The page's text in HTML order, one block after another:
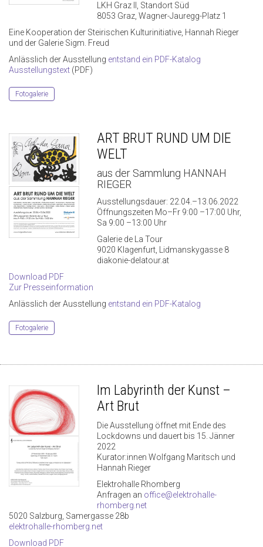
LKH Graz II, Standort Süd
8053 Graz, Wagner-Jauregg-Platz 1
Eine Kooperation der Steirischen Kulturinitiative, Hannah Rieger
und der Galerie Sigm. Freud
Anlässlich der Ausstellung entstand ein PDF-Katalog
Ausstellungstext (PDF)
Fotogalerie
ART BRUT RUND UM DIE
WELT
aus der Sammlung HANNAH
RIEGER
Ausstellungsdauer: 22.04.–13.06.2022
Öffnungszeiten Mo–Fr 9:00 –17:00 Uhr,
Sa 9:00 –13:00 Uhr
Galerie de La Tour
9020 Klagenfurt, Lidmanskygasse 8
diakonie-delatour.at
Download PDF
Zur Presseinformation
Anlässlich der Ausstellung entstand ein PDF-Katalog
Fotogalerie
Im Labyrinth der Kunst –
Art Brut
Die Ausstellung öffnet mit Ende des
Lockdowns und dauert bis 15. Jänner
2022
Kurator:innen Wolfgang Maritsch und
Hannah Rieger
Elektrohalle Rhomberg
Anfragen an office@elektrohalle-
rhomberg.net
5020 Salzburg, Samergasse 28b
elektrohalle-rhomberg.net
Download PDF